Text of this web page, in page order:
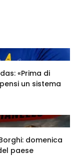
«Prima di
un sistema
domenica
paese